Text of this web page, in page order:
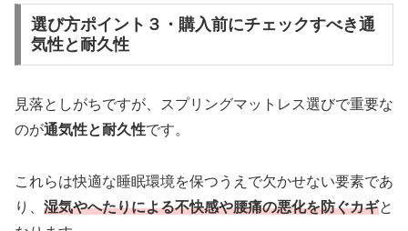
選び方ポイント３・購入前にチェックすべき通
気性と耐久性
見落としがちですが、スプリングマットレス選びで重要な
のが通気性と耐久性です。
これらは快適な睡眠環境を保つうえで欠かせない要素であ
り、 湿気やへたりによる不快感や腰痛の悪化を防ぐカギと